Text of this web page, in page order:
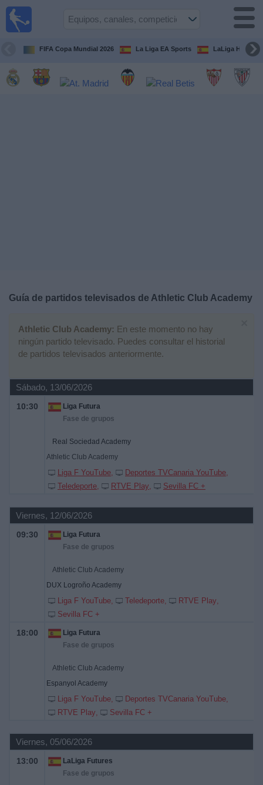
FIFA Copa Mundial 2026 La Liga EA Sports LaLiga
Guía de partidos televisados de Athletic Club Academy
Athletic Club Academy: En este momento no hay
ningún partido televisado. Puedes consultar el historial
de partidos televisados anteriormente.
Sábado, 13/06/2026
10:30
Liga Futura
Fase de grupos
Real Sociedad Academy
Athletic Club Academy
Liga F YouTube
Deportes TVCanaria YouTube
Teledeporte
RTVE Play Sevilla FC +
Viernes, 12/06/2026
09:30
Liga Futura
Fase de grupos
Athletic Club Academy
DUX Logroño Academy
Liga F YouTube Teledeporte
RTVE Play
Sevilla FC +
18:00
Liga Futura
Fase de grupos
Athletic Club Academy
Espanyol Academy
Liga F YouTube
Deportes TVCanaria YouTube
RTVE Play
Sevilla FC +
Viernes, 05/06/2026
13:00
LaLiga Futures
Fase de grupos
Guía de
Televisados
Noticias
Widget